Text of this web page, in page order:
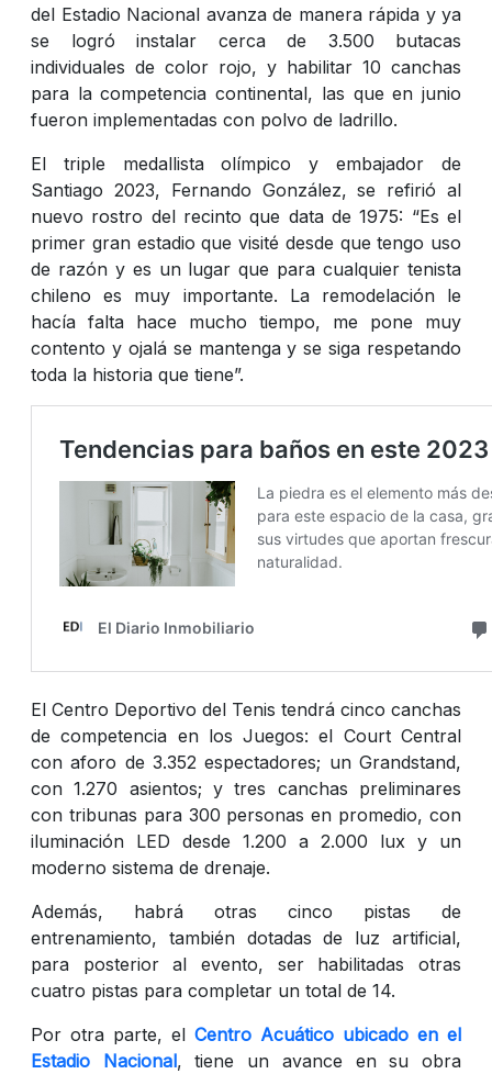
del Estadio Nacional avanza de manera rápida y ya
se logró instalar cerca de 3.500 butacas
individuales de color rojo, y habilitar 10 canchas
para la competencia continental, las que en junio
fueron implementadas con polvo de ladrillo.
El triple medallista olímpico y embajador de
Santiago 2023, Fernando González, se refirió al
nuevo rostro del recinto que data de 1975: “Es el
primer gran estadio que visité desde que tengo uso
de razón y es un lugar que para cualquier tenista
chileno es muy importante. La remodelación le
hacía falta hace mucho tiempo, me pone muy
contento y ojalá se mantenga y se siga respetando
toda la historia que tiene”.
El Centro Deportivo del Tenis tendrá cinco canchas
de competencia en los Juegos: el Court Central
con aforo de 3.352 espectadores; un Grandstand,
con 1.270 asientos; y tres canchas preliminares
con tribunas para 300 personas en promedio, con
iluminación LED desde 1.200 a 2.000 lux y un
moderno sistema de drenaje.
Además, habrá otras cinco pistas de
entrenamiento, también dotadas de luz artificial,
para posterior al evento, ser habilitadas otras
cuatro pistas para completar un total de 14.
Por otra parte, el Centro Acuático ubicado en el
Estadio Nacional, tiene un avance en su obra